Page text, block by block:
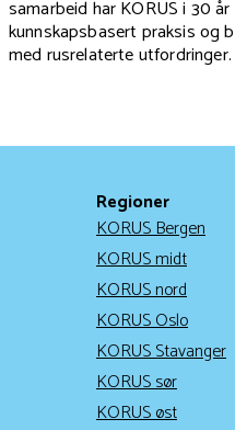
samarbeid har KORUS i 30
kunnskapsbasert praksis og
med rusrelaterte utfordringer.
Regioner
KORUS Bergen
KORUS midt
KORUS nord
KORUS Oslo
KORUS Stavanger
KORUS sør
KORUS øst